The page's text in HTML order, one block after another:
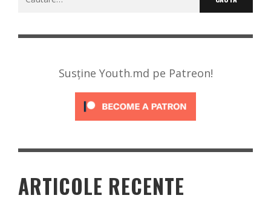
Susține Youth.md pe Patreon!
ARTICOLE RECENTE